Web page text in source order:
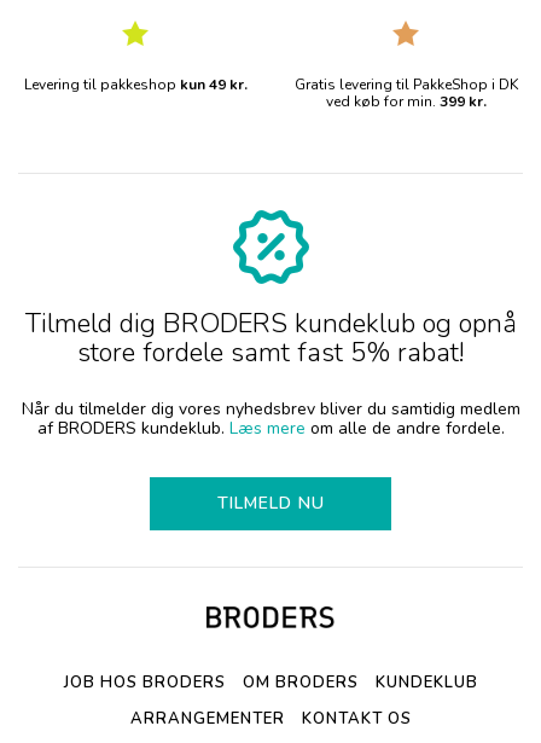
Levering til pakkeshop kun 49 kr.
Gratis levering til PakkeShop i DK
ved køb for min. 399 kr.
Tilmeld dig BRODERS kundeklub og opnå
store fordele samt fast 5% rabat!
Når du tilmelder dig vores nyhedsbrev bliver du samtidig medlem
af BRODERS kundeklub. Læs mere om alle de andre fordele.
TILMELD NU
JOB HOS BRODERS OM BRODERS
KUNDEKLUB
ARRANGEMENTER
KONTAKT OS